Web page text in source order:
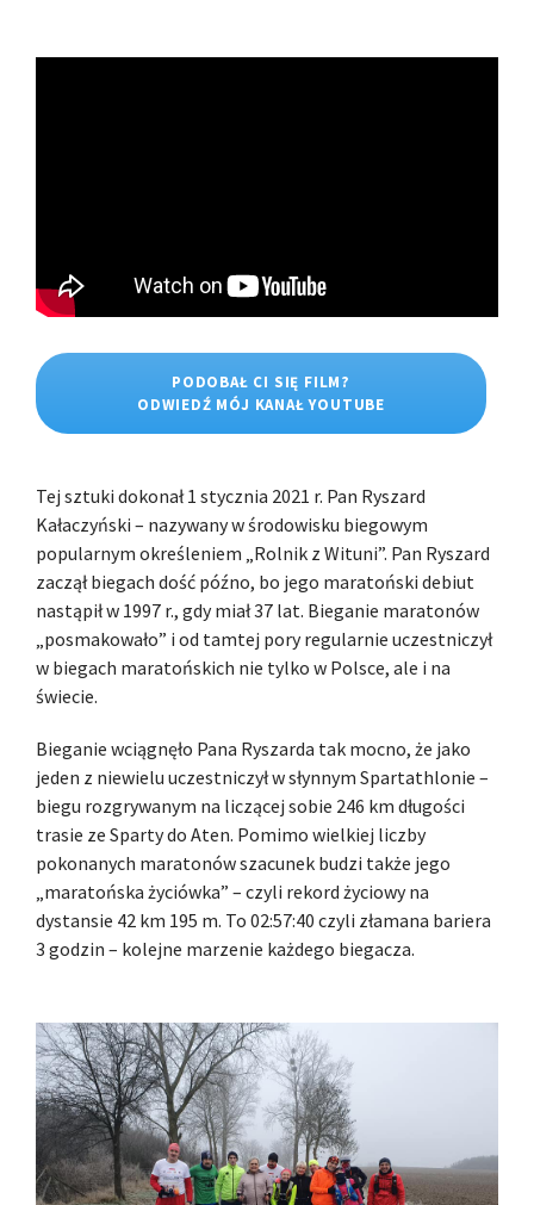
PODOBAŁ CI SIĘ FILM?
ODWIEDŹ MÓJ KANAŁ YOUTUBE
Tej sztuki dokonał 1 stycznia 2021 r. Pan Ryszard
Kałaczyński – nazywany w środowisku biegowym
popularnym określeniem „Rolnik z Wituni”. Pan Ryszard
zaczął biegach dość późno, bo jego maratoński debiut
nastąpił w 1997 r., gdy miał 37 lat. Bieganie maratonów
„posmakowało” i od tamtej pory regularnie uczestniczył
w biegach maratońskich nie tylko w Polsce, ale i na
świecie.
Bieganie wciągnęło Pana Ryszarda tak mocno, że jako
jeden z niewielu uczestniczył w słynnym Spartathlonie –
biegu rozgrywanym na liczącej sobie 246 km długości
trasie ze Sparty do Aten. Pomimo wielkiej liczby
pokonanych maratonów szacunek budzi także jego
„maratońska życiówka” – czyli rekord życiowy na
dystansie 42 km 195 m. To 02:57:40 czyli złamana bariera
3 godzin – kolejne marzenie każdego biegacza.